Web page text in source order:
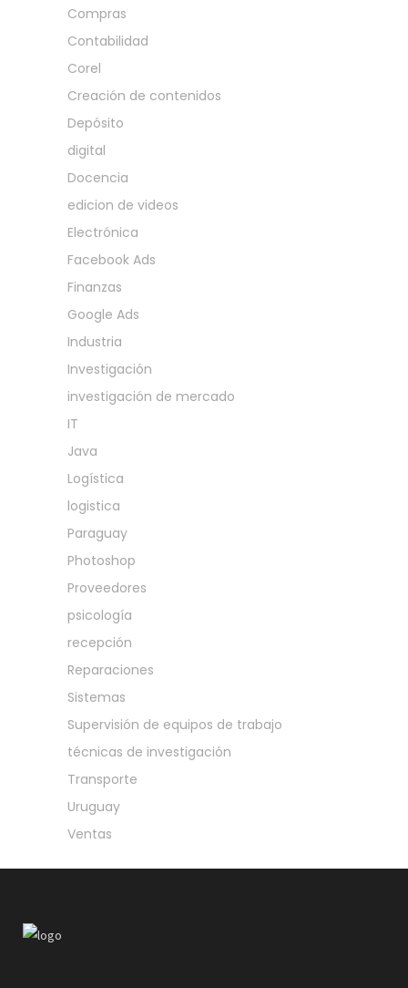
Compras
Contabilidad
Corel
Creación de contenidos
Depósito
digital
Docencia
edicion de videos
Electrónica
Facebook Ads
Finanzas
Google Ads
Industria
Investigación
investigación de mercado
IT
Java
Logística
logistica
Paraguay
Photoshop
Proveedores
psicología
recepción
Reparaciones
Sistemas
Supervisión de equipos de trabajo
técnicas de investigación
Transporte
Uruguay
Ventas